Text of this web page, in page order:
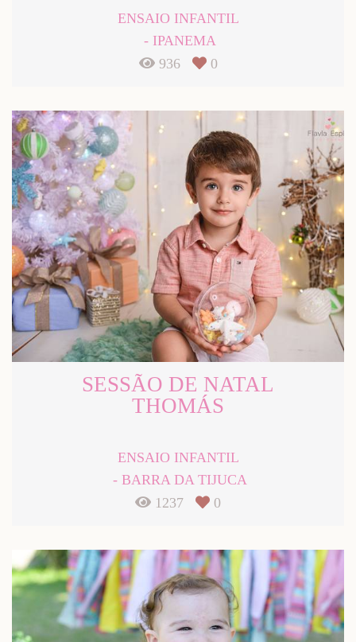
ENSAIO INFANTIL
IPANEMA
936
0
SESSÃO DE NATAL
THOMÁS
ENSAIO INFANTIL
BARRA DA TIJUCA
1237
0